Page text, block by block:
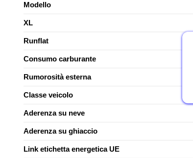
Modello
XL
Runflat
Consumo carburante
Rumorosità esterna
Classe veicolo
Aderenza su neve
Aderenza su ghiaccio
Link etichetta energetica UE